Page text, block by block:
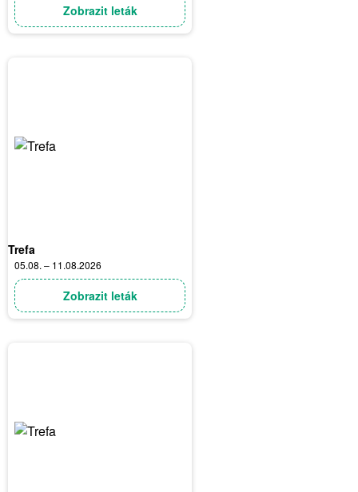
Zobrazit leták
Trefa
05.08. – 11.08.2026
Zobrazit leták